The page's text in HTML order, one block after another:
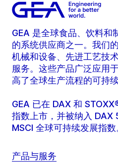
GEA 是全球食品、饮料和
的系统供应商之一。我们
机械和设备、先进工艺技
服务。这些产品广泛应用
高了全球生产流程的可持续
GEA 已在 DAX 和
指数上市，并被纳入 DAX
MSCI 全球可持续发展指数
产品与服务